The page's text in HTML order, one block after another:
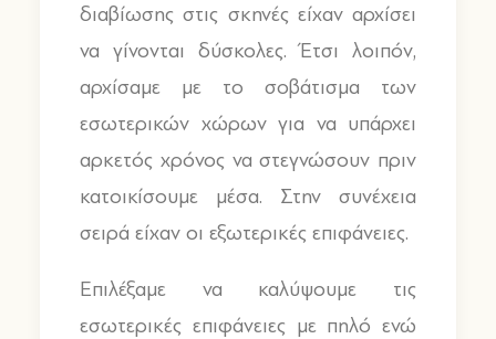
διαβίωσης στις σκηνές είχαν αρχίσει
να γίνονται δύσκολες. Έτσι λοιπόν,
αρχίσαμε με το σοβάτισμα των
εσωτερικών χώρων για να υπάρχει
αρκετός χρόνος να στεγνώσουν πριν
κατοικίσουμε μέσα. Στην συνέχεια
σειρά είχαν οι εξωτερικές επιφάνειες.
Επιλέξαμε να καλύψουμε τις
εσωτερικές επιφάνειες με πηλό ενώ